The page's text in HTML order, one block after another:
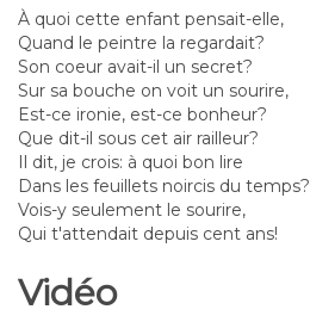
À quoi cette enfant pensait-elle,
Quand le peintre la regardait?
Son coeur avait-il un secret?
Sur sa bouche on voit un sourire,
Est-ce ironie, est-ce bonheur?
Que dit-il sous cet air railleur?
Il dit, je crois: à quoi bon lire
Dans les feuillets noircis du temps?
Vois-y seulement le sourire,
Qui t'attendait depuis cent ans!
Vidéo